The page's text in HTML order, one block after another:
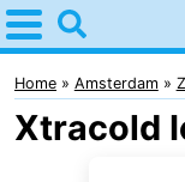
Home
Amsterdam
Reisplan
Home Amsterdam
Xtracold